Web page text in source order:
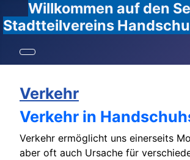
Willkommen auf den
Stadtteilvereins
Verkehr
Verkehr in
Verkehr ermöglicht uns einerseits
aber oft auch Ursache für